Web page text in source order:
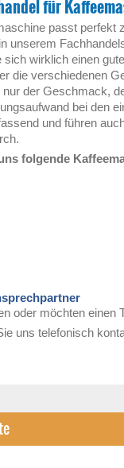
für
passt perfekt
unserem
sich wirklich einen
die verschiedenen
der Geschmack,
bei den
und führen
folgende
oder möchten einen
uns telefonisch